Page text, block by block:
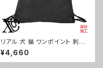
リアル 犬 猫 ワンポイント 刺繍
撥水 ナイロン ナップサック メン
ズ 大容量 ジム サブバッグ レデ
ィース 雑貨 グッズ 自社ブランド
¥4,660